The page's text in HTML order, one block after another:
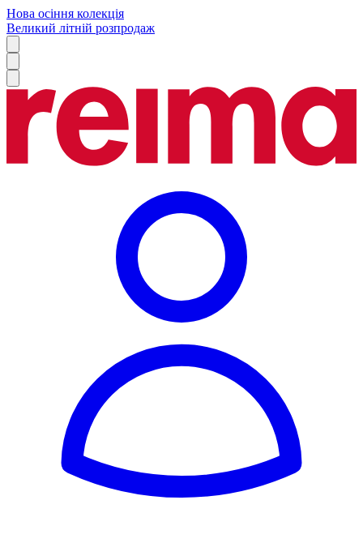
Нова осіння колекція
Великий літній розпродаж